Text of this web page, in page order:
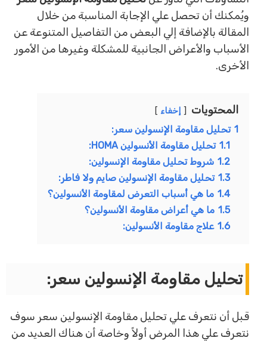
ويُمكنك أن تحصل علي الإجابة المناسبة من خلال
المقالة بالإضافة إلي البعض من التفاصيل المتنوعة عن
الأسباب والأعراض الجانبية للمشكلة وغيرها من الأمور
الأخرى.
المحتويات إخفاء
تحليل مقاومة الإنسولين سعر:
تحليل مقاومة الأنسولين HOMA:
1.2 شروط تحليل مقاومة الإنسولين:
1.3 تحليل مقاومة الإنسولين صايم ولا فاطر:
1.4 ما هي أسباب التعرض لمقاومة الأنسولين؟
1.5 ما هي أعراض مقاومة الأنسولين؟
1.6 علاج مقاومة الأنسولين:
تحليل مقاومة الإنسولين سعر:
قبل أن نتعرف علي تحليل مقاومة الإنسولين سعر سوف
نتعرف علي هذا المرض أولاً وخاصة أن هناك العديد من